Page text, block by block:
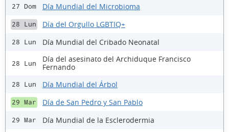
27 Dom Día Mundial del Microbioma
28 Lun Día del Orgullo LGBTIQ+
28 Lun Día Mundial del Cribado Neonatal
28 Lun
Día del asesinato del Archiduque Francisco
Fernando
28 Lun Día Mundial del Árbol
29 Mar Día de San Pedro y San Pablo
29 Mar Día Mundial de la Esclerodermia